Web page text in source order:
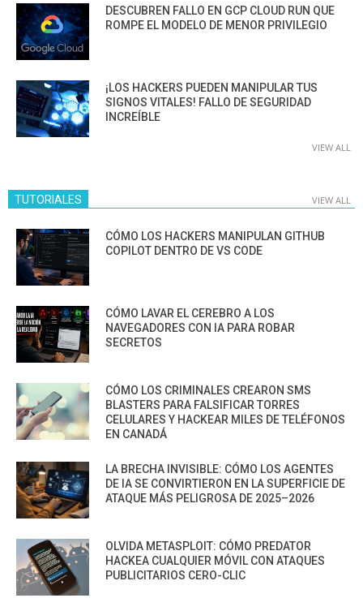
DESCUBREN FALLO EN GCP CLOUD RUN QUE
ROMPE EL MODELO DE MENOR PRIVILEGIO
¡LOS HACKERS PUEDEN MANIPULAR TUS
SIGNOS VITALES! FALLO DE SEGURIDAD
INCREÍBLE
VIEW ALL
TUTORIALES VIEW ALL
CÓMO LOS HACKERS MANIPULAN GITHUB
COPILOT DENTRO DE VS CODE
CÓMO LAVAR EL CEREBRO A LOS
NAVEGADORES CON IA PARA ROBAR
SECRETOS
CÓMO LOS CRIMINALES CREARON SMS
BLASTERS PARA FALSIFICAR TORRES
CELULARES Y HACKEAR MILES DE TELÉFONOS
EN CANADÁ
LA BRECHA INVISIBLE: CÓMO LOS AGENTES
DE IA SE CONVIRTIERON EN LA SUPERFICIE DE
ATAQUE MÁS PELIGROSA DE 2025–2026
OLVIDA METASPLOIT: CÓMO PREDATOR
HACKEA CUALQUIER MÓVIL CON ATAQUES
PUBLICITARIOS CERO-CLIC